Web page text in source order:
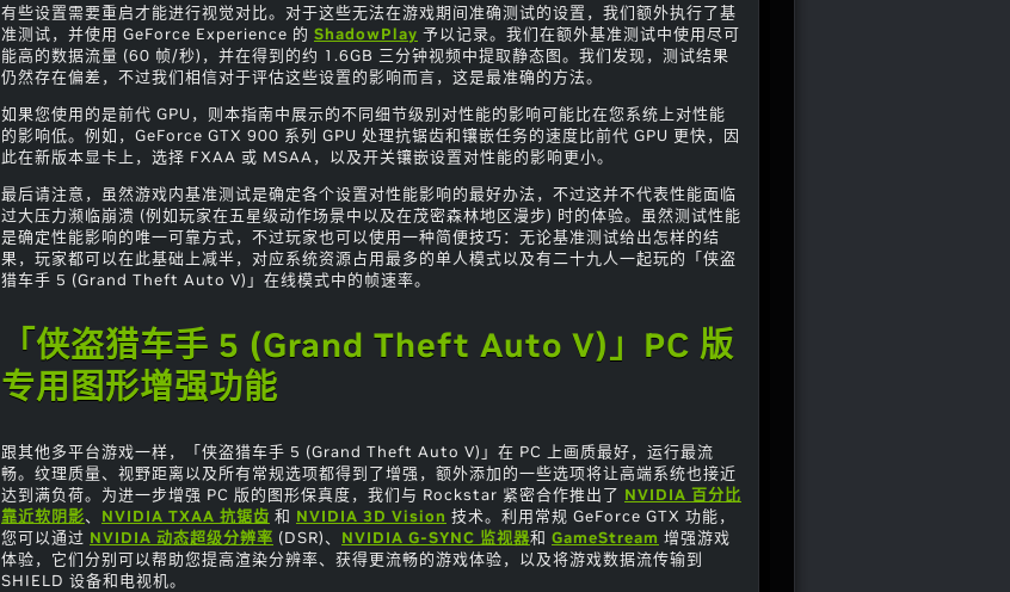
有些设置需要重启才能进行视觉对比。对于这些无法在游戏期间准确测试的设置，我们额外执行了基
准测试，并使用 GeForce Experience 的 ShadowPlay 予以记录。我们在额外基准测试中使用尽可
能高的数据流量 (60 帧/秒)，并在得到的约 1.6GB 三分钟视频中提取静态图。我们发现，测试结果
仍然存在偏差，不过我们相信对于评估这些设置的影响而言，这是最准确的方法。
如果您使用的是前代 GPU，则本指南中展示的不同细节级别对性能的影响可能比在您系统上对性能
的影响低。例如，GeForce GTX 900 系列 GPU 处理抗锯齿和镶嵌任务的速度比前代 GPU 更快，因
此在新版本显卡上，选择 FXAA 或 MSAA，以及开关镶嵌设置对性能的影响更小。
最后请注意，虽然游戏内基准测试是确定各个设置对性能影响的最好办法，不过这并不代表性能面临
过大压力濒临崩溃 (例如玩家在五星级动作场景中以及在茂密森林地区漫步) 时的体验。虽然测试性能
是确定性能影响的唯一可靠方式，不过玩家也可以使用一种简便技巧：无论基准测试给出怎样的结
果，玩家都可以在此基础上减半，对应系统资源占用最多的单人模式以及有二十九人一起玩的「侠盗
猎车手 5 (Grand Theft Auto V)」在线模式中的帧速率。
「侠盗猎车手 5 (Grand Theft Auto V)」PC 版
专用图形增强功能
跟其他多平台游戏一样，「侠盗猎车手 5 (Grand Theft Auto V)」在 PC 上画质最好，运行最流
畅。纹理质量、视野距离以及所有常规选项都得到了增强，额外添加的一些选项将让高端系统也接近
达到满负荷。为进一步增强 PC 版的图形保真度，我们与 Rockstar 紧密合作推出了 NVIDIA 百分比
靠近软阴影、 NVIDIA TXAA 抗锯齿 和 NVIDIA 3D Vision 技术。利用常规 GeForce GTX 功能，
您可以通过 NVIDIA 动态超级分辨率 (DSR)、 NVIDIA G-SYNC 监视器和 GameStream 增强游戏
体验，它们分别可以帮助您提高渲染分辨率、获得更流畅的游戏体验，以及将游戏数据流传输到
SHIELD 设备和电视机。